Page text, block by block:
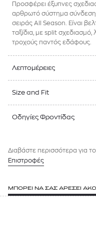
Προσφέρει έξυπνες
αρθρωτό σύστημα
σειράς All Season. Είναι
ταξίδια, με split
τροχούς παντός εδάφους.
Λεπτομέρειες
Size and Fit
Οδηγίες Φροντίδας
Διαβάστε περισσότερα για
Επιστροφές
ΜΠΟΡΕΙ ΝΑ ΣΑΣ ΑΡΕΣΕΙ